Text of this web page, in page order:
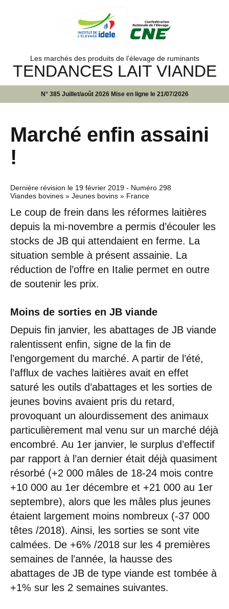
Les marchés des produits de l’élevage de ruminants
TENDANCES LAIT VIANDE
N° 385 Juillet/août 2026 Mise en ligne le 21/07/2026
Marché enfin assaini
!
Dernière révision le 19 février 2019 - Numéro 298
Viandes bovines » Jeunes bovins » France
Le coup de frein dans les réformes laitières
depuis la mi-novembre a permis d’écouler les
stocks de JB qui attendaient en ferme. La
situation semble à présent assainie. La
réduction de l’offre en Italie permet en outre
de soutenir les prix.
Moins de sorties en JB viande
Depuis fin janvier, les abattages de JB viande
ralentissent enfin, signe de la fin de
l’engorgement du marché. A partir de l’été,
l’afflux de vaches laitières avait en effet
saturé les outils d’abattages et les sorties de
jeunes bovins avaient pris du retard,
provoquant un alourdissement des animaux
particulièrement mal venu sur un marché déjà
encombré. Au 1er janvier, le surplus d’effectif
par rapport à l’an dernier était déjà quasiment
résorbé (+2 000 mâles de 18-24 mois contre
+10 000 au 1er décembre et +21 000 au 1er
septembre), alors que les mâles plus jeunes
étaient largement moins nombreux (-37 000
têtes /2018). Ainsi, les sorties se sont vite
calmées. De +6% /2018 sur les 4 premières
semaines de l’année, la hausse des
abattages de JB de type viande est tombée à
+1% sur les 2 semaines suivantes.